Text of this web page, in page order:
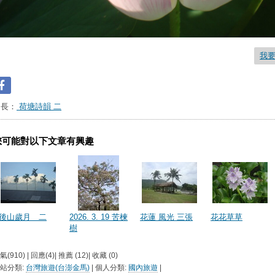
我
： 荷塘詩韻 二
可能對以下文章有興趣
山歲月 二
2026. 3. 19 苦楝
樹
花蓮 風光 三張 花花草草
(910) | 回應(4)| 推薦 (12)| 收藏 (0)
分類: 台灣旅遊(台澎金馬) | 個人分類: 國內旅遊